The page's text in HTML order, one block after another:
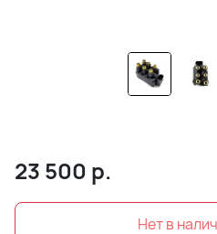
23 500 р.